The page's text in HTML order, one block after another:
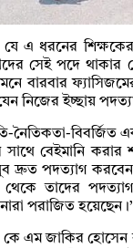
যে এ ধরনের
সেই পদে
মনে বারবার
নিজের ইচ্ছায়
নৈতিকতা-
বেইমানি করার
পদত্যাগ
থেকে তাদের
পরাজিত হয়েছেন।’
এম জাকির হোসেন